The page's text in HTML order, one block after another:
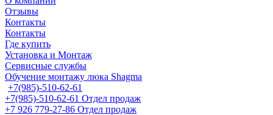
Отзывы
Контакты
Контакты
Где купить
Установка и Монтаж
Сервисные службы
Обучение монтажу люка Shagma
+7(985)-510-62-61
+7(985)-510-62-61 Отдел продаж
‪+7 926 779-27-86‬ Отдел продаж